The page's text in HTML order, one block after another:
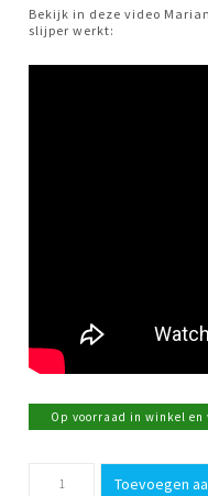
Bekijk in deze video
slijper werkt:
Op voorraad in winkel en
PREMIUM
Toevoegen